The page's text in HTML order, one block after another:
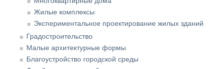
Жилые комплексы
Экспериментальное проектирование жилых зданий
Градостроительство
Малые архитектурные формы
Благоустройство городской среды